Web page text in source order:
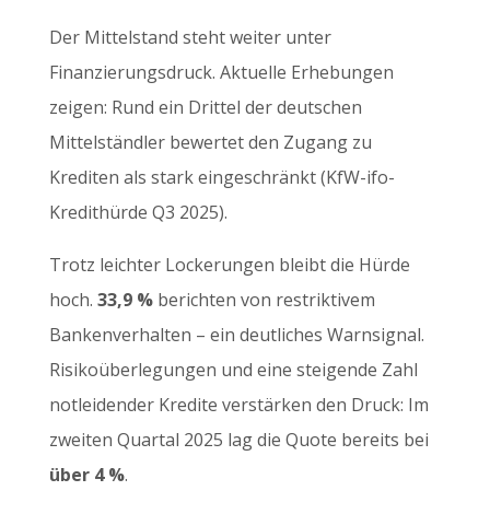
Der Mittelstand steht weiter unter
Finanzierungsdruck. Aktuelle Erhebungen
zeigen: Rund ein Drittel der deutschen
Mittelständler bewertet den Zugang zu
Krediten als stark eingeschränkt (KfW-ifo-
Kredithürde Q3 2025).
Trotz leichter Lockerungen bleibt die Hürde
hoch. 33,9 %berichten von restriktivem
Bankenverhalten – ein deutliches Warnsignal.
Risikoüberlegungen und eine steigende Zahl
notleidender Kredite verstärken den Druck: Im
zweiten Quartal 2025 lag die Quote bereits bei
über 4 %.